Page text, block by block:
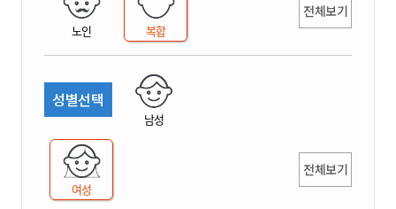
노인 복합
전체보기
성별선택
남성
여성
전체보기